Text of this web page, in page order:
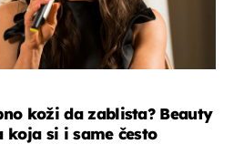
koži da zablista? Beauty
si i same često